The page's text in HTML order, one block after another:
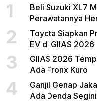
1
Beli Suzuki XL7
Perawatannya
2
Toyota Siapkan
EV di GIIAS 2026
3
GIIAS 2026
Ada Fronx Kuro
4
Ganjil Genap
Ada Denda Segini